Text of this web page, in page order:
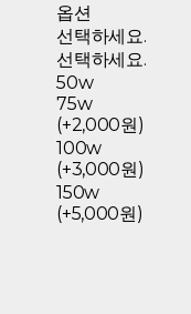
옵션
선택하세요.
선택하세요.
50w
75w
(+2,000원)
100w
(+3,000원)
150w
(+5,000원)